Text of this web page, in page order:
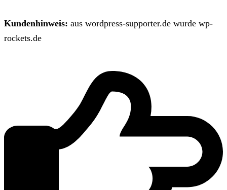
Kundenhinweis: aus wordpress-supporter.de wurde wp-
rockets.de